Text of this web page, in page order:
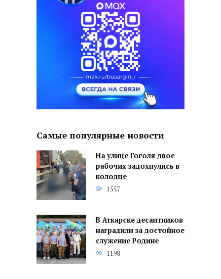
Самые популярные новости
На улице Гоголя двое
рабочих задохнулись в
колодце
1557
В Аткарске десантников
наградили за достойное
служение Родине
1198